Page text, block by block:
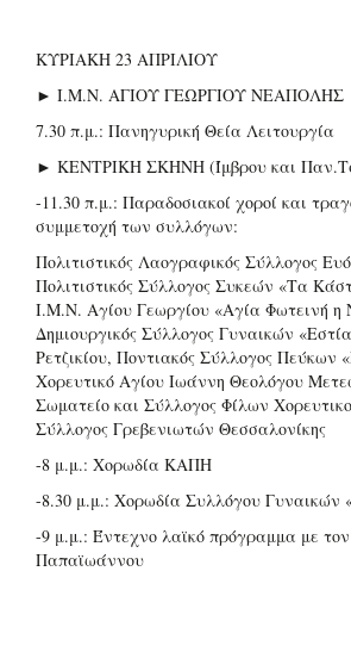
ΚΥΡΙΑΚΗ 23 ΑΠΡΙΛΙΟΥ
► Ι.Μ.Ν. ΑΓΙΟΥ ΓΕΩΡΓΙΟΥ ΝΕΑΠΟΛΗΣ
7.30 π.μ.: Πανηγυρική Θεία Λειτουργία
► ΚΕΝΤΡΙΚΗ ΣΚΗΝΗ (Ίμβρου και
-11.30 π.μ.: Παραδοσιακοί χοροί και
συμμετοχή των συλλόγων:
Πολιτιστικός Λαογραφικός Σύλλογος
Πολιτιστικός Σύλλογος Συκεών «Τα
Ι.Μ.Ν. Αγίου Γεωργίου «Αγία Φωτεινή η
Δημιουργικός Σύλλογος Γυναικών
Ρετζικίου, Ποντιακός Σύλλογος Πεύκων
Χορευτικό Αγίου Ιωάννη Θεολόγου
Σωματείο και Σύλλογος Φίλων
Σύλλογος Γρεβενιωτών Θεσσαλονίκης
-8 μ.μ.: Χορωδία ΚΑΠΗ
-8.30 μ.μ.: Χορωδία Συλλόγου Γυναικών
-9 μ.μ.: Έντεχνο λαϊκό πρόγραμμα με
Παπαϊωάννου